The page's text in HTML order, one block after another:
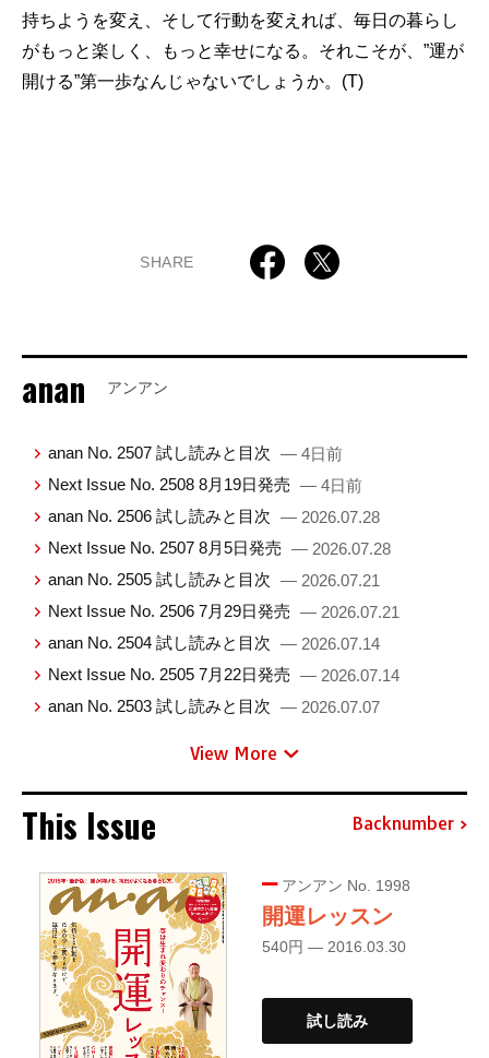
持ちようを変え、そして行動を変えれば、毎日の暮らし
がもっと楽しく、もっと幸せになる。それこそが、”運が
開ける”第一歩なんじゃないでしょうか。(T)
SHARE
anan アンアン
anan No. 2507 試し読みと目次 — 4日前
Next Issue No. 2508 8月19日発売 — 4日前
anan No. 2506 試し読みと目次 — 2026.07.28
Next Issue No. 2507 8月5日発売 — 2026.07.28
anan No. 2505 試し読みと目次 — 2026.07.21
Next Issue No. 2506 7月29日発売 — 2026.07.21
anan No. 2504 試し読みと目次 — 2026.07.14
Next Issue No. 2505 7月22日発売 — 2026.07.14
anan No. 2503 試し読みと目次 — 2026.07.07
View More
This Issue Backnumber
アンアン No. 1998
開運レッスン
540円 — 2016.03.30
試し読み